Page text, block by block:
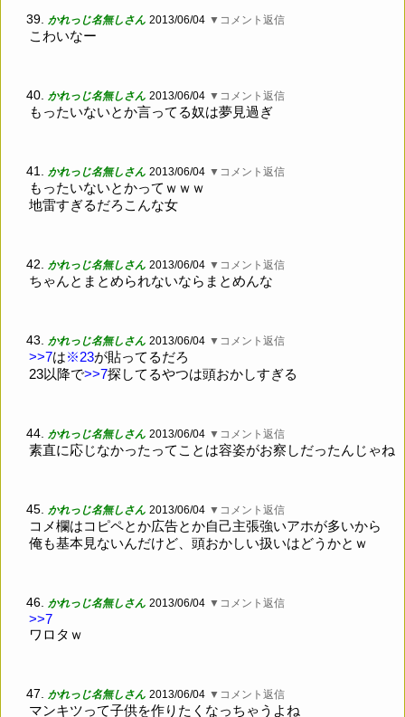
39. かれっじ名無しさん 2013/06/04 ▼コメント返信
こわいなー
40. かれっじ名無しさん 2013/06/04 ▼コメント返信
もったいないとか言ってる奴は夢見過ぎ
41. かれっじ名無しさん 2013/06/04 ▼コメント返信
もったいないとかってｗｗｗ
地雷すぎるだろこんな女
42. かれっじ名無しさん 2013/06/04 ▼コメント返信
ちゃんとまとめられないならまとめんな
43. かれっじ名無しさん 2013/06/04 ▼コメント返信
>>7は※23が貼ってるだろ
23以降で>>7探してるやつは頭おかしすぎる
44. かれっじ名無しさん 2013/06/04 ▼コメント返信
素直に応じなかったってことは容姿がお察しだったんじゃね
45. かれっじ名無しさん 2013/06/04 ▼コメント返信
コメ欄はコピペとか広告とか自己主張強いアホが多いから
俺も基本見ないんだけど、頭おかしい扱いはどうかとｗ
46. かれっじ名無しさん 2013/06/04 ▼コメント返信
>>7
ワロタｗ
47. かれっじ名無しさん 2013/06/04 ▼コメント返信
マンキツって子供を作りたくなっちゃうよね